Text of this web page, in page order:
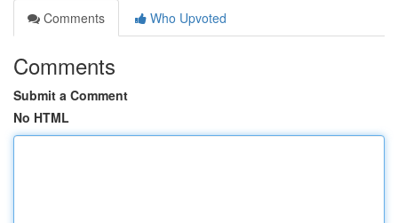
Comments
Who Upvoted
Comments
Submit a Comment
No HTML